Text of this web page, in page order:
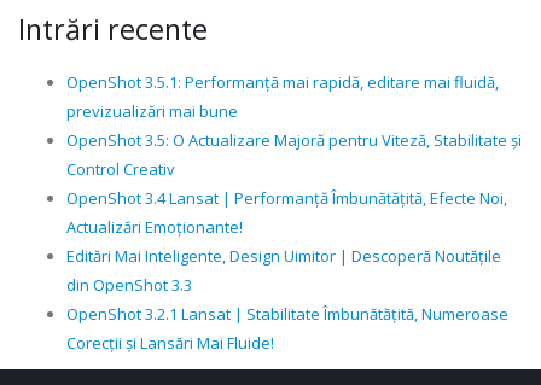
Intrări recente
OpenShot 3.5.1: Performanță mai rapidă, editare mai fluidă,
previzualizări mai bune
OpenShot 3.5: O Actualizare Majoră pentru Viteză, Stabilitate și
Control Creativ
OpenShot 3.4 Lansat | Performanță Îmbunătățită, Efecte Noi,
Actualizări Emoționante!
Editări Mai Inteligente, Design Uimitor | Descoperă Noutățile
din OpenShot 3.3
OpenShot 3.2.1 Lansat | Stabilitate Îmbunătățită, Numeroase
Corecții și Lansări Mai Fluide!